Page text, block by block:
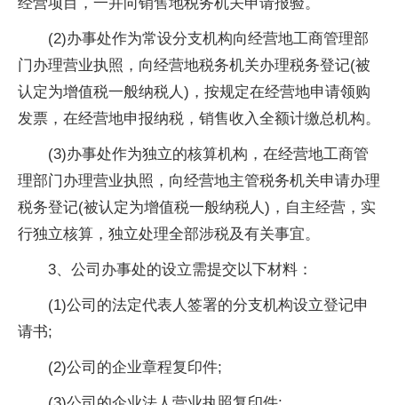
(2)办事处作为常设分支机构向经营地工商管理部
门办理营业执照，向经营地税务机关办理税务登记(被
认定为增值税一般纳税人)，按规定在经营地申请领购
发票，在经营地申报纳税，销售收入全额计缴总机构。
(3)办事处作为独立的核算机构，在经营地工商管
理部门办理营业执照，向经营地主管税务机关申请办理
税务登记(被认定为增值税一般纳税人)，自主经营，实
行独立核算，独立处理全部涉税及有关事宜。
3、公司办事处的设立需提交以下材料：
(1)公司的法定代表人签署的分支机构设立登记申
请书;
(2)公司的企业章程复印件;